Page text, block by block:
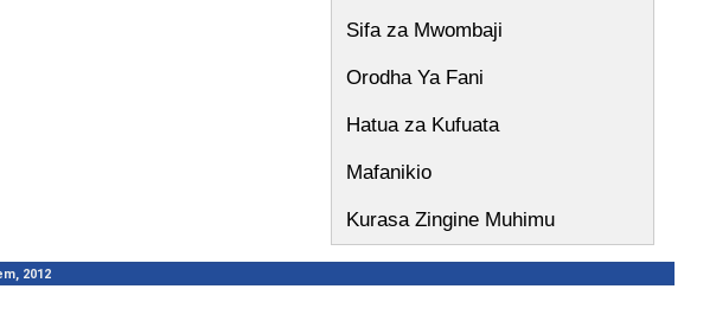
Sifa za Mwombaji
Orodha Ya Fani
Hatua za Kufuata
Mafanikio
Kurasa Zingine Muhimu
2012